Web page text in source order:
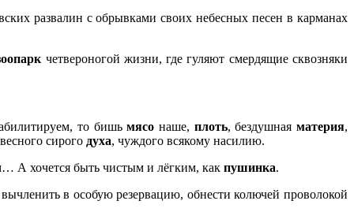
развалин с обрывками своих небесных песен в карманах
четвероногой жизни, где гуляют смердящие сквозняки
то бишьмясо наше, плоть, бездушнаяматерия,
сирого духа, чуждого всякому насилию.
А хочется быть чистым и лёгким, как пушинка.
в особую резервацию, обнести колючей проволокой